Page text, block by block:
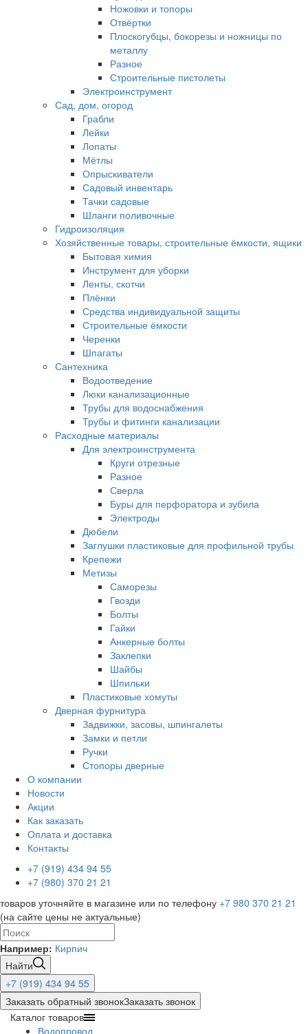
Ножовки и топоры
Отвёртки
Плоскогубцы, бокорезы и ножницы по
металлу
Разное
Строительные пистолеты
Электроинструмент
Сад, дом, огород
Грабли
Лейки
Лопаты
Мётлы
Опрыскиватели
Садовый инвентарь
Тачки садовые
Шланги поливочные
Гидроизоляция
Хозяйственные товары, строительные ёмкости, ящики
Бытовая химия
Инструмент для уборки
Ленты, скотчи
Плёнки
Средства индивидуальной защиты
Строительные ёмкости
Черенки
Шпагаты
Сантехника
Водоотведение
Люки канализационные
Трубы для водоснабжения
Трубы и фитинги канализации
Расходные материалы
Для электроинструмента
Круги отрезные
Разное
Сверла
Буры для перфоратора и зубила
Электроды
Дюбели
Заглушки пластиковые для профильной трубы
Крепежи
Метизы
Саморезы
Гвозди
Болты
Гайки
Анкерные болты
Заклепки
Шайбы
Шпильки
Пластиковые хомуты
Дверная фурнитура
Задвижки, засовы, шпингалеты
Замки и петли
Ручки
Стопоры дверные
О компании
Новости
Акции
Как заказать
Оплата и доставка
Контакты
+7 (919) 434 94 55
+7 (980) 370 21 21
товаров уточняйте в магазине или по телефону +7 980 370 21 21
(на сайте цены не актуальные)
Например: Кирпич
Найти
+7 (919) 434 94 55
Заказать обратный звонокЗаказать звонок
Каталог товаров
Водопровод